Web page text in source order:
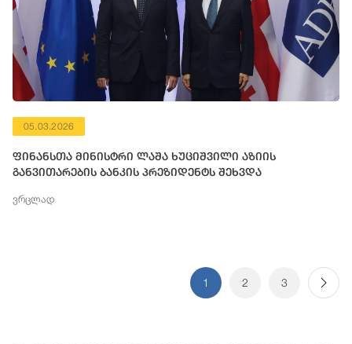
05.03.2026
ფინანსთა მინისტრი ლაშა ხუციშვილი აზიის
განვითარების ბანკის პრეზიდენტს შეხვდა
ვრცლად
1 2 3